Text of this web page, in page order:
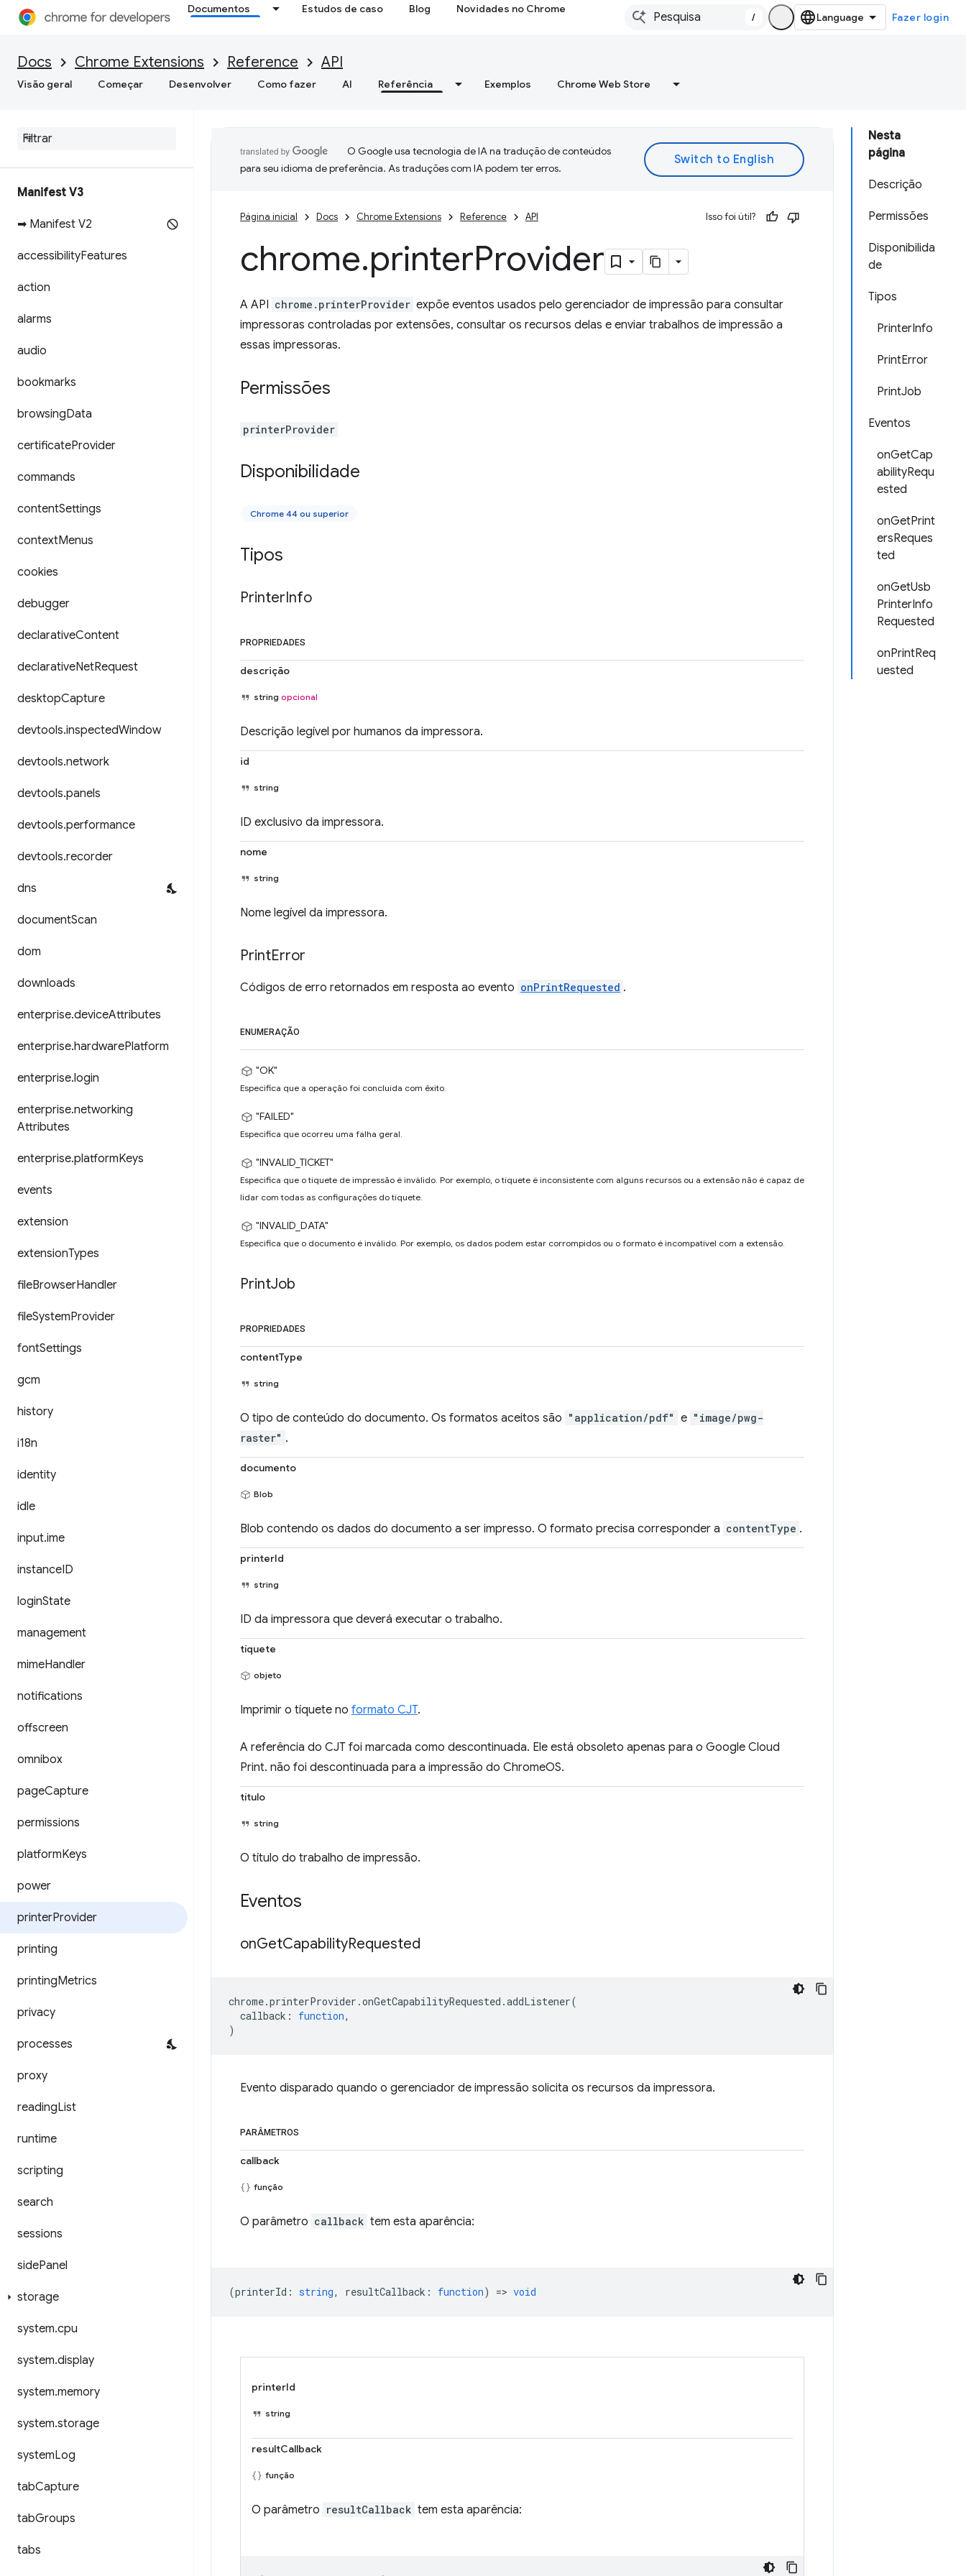
Documentos Estudos de caso Blog Novidades no Chrome
/ Fazer login
Docs Chrome Extensions Reference API
Visão geral Começar Desenvolver Como fazer AI Referência Exemplos Chrome Web Store
Manifest V3
➡ Manifest V2
accessibilityFeatures
action
alarms
audio
bookmarks
browsingData
certificateProvider
commands
contentSettings
contextMenus
cookies
debugger
declarativeContent
declarativeNetRequest
desktopCapture
devtools.inspectedWindow
devtools.network
devtools.panels
devtools.performance
devtools.recorder
dns
documentScan
dom
downloads
enterprise.deviceAttributes
enterprise.hardwarePlatform
enterprise.login
enterprise.networking
Attributes
enterprise.platformKeys
events
extension
extensionTypes
fileBrowserHandler
fileSystemProvider
fontSettings
gcm
history
i18n
identity
idle
input.ime
instanceID
loginState
management
mimeHandler
notifications
offscreen
omnibox
pageCapture
permissions
platformKeys
power
printerProvider
printing
printingMetrics
privacy
processes
proxy
readingList
runtime
scripting
search
sessions
sidePanel
storage
system.cpu
system.display
system.memory
system.storage
systemLog
tabCapture
tabGroups
tabs
Nesta
página
Descrição
Permissões
Disponibilida
de
Tipos
PrinterInfo
PrintError
PrintJob
Eventos
onGetCap
abilityRequ
ested
onGetPrint
ersReques
ted
onGetUsb
PrinterInfo
Requested
onPrintReq
uested
O Google usa tecnologia de IA na tradução de conteúdos
para seu idioma de preferência. As traduções com IA podem ter erros.
Página inicial Docs Chrome Extensions Reference API Isso foi útil?
chrome.printerProvider
A API chrome.printerProvider expõe eventos usados pelo gerenciador de impressão para consultar
impressoras controladas por extensões, consultar os recursos delas e enviar trabalhos de impressão a
essas impressoras.
Permissões
printerProvider
Disponibilidade
Chrome 44 ou superior
Tipos
PrinterInfo
PROPRIEDADES
descrição
string opcional
Descrição legível por humanos da impressora.
id
string
ID exclusivo da impressora.
nome
string
Nome legível da impressora.
PrintError
Códigos de erro retornados em resposta ao evento onPrintRequested .
ENUMERAÇÃO
"OK"
Especifica que a operação foi concluída com êxito.
"FAILED"
Especifica que ocorreu uma falha geral.
"INVALID_TICKET"
Especifica que o tíquete de impressão é inválido. Por exemplo, o tíquete é inconsistente com alguns recursos ou a extensão não é capaz de
lidar com todas as configurações do tíquete.
"INVALID_DATA"
Especifica que o documento é inválido. Por exemplo, os dados podem estar corrompidos ou o formato é incompatível com a extensão.
PrintJob
PROPRIEDADES
contentType
string
O tipo de conteúdo do documento. Os formatos aceitos são "application/pdf" e "image/pwg-
raster" .
documento
Blob
Blob contendo os dados do documento a ser impresso. O formato precisa corresponder a contentType .
printerId
string
ID da impressora que deverá executar o trabalho.
tíquete
objeto
Imprimir o tíquete no formato CJT.
A referência do CJT foi marcada como descontinuada. Ele está obsoleto apenas para o Google Cloud
Print. não foi descontinuada para a impressão do ChromeOS.
título
string
O título do trabalho de impressão.
Eventos
onGetCapabilityRequested
chrome.printerProvider .onGetCapabilityRequested .addListener(
callback : function,
)
Evento disparado quando o gerenciador de impressão solicita os recursos da impressora.
PARÂMETROS
callback
função
O parâmetro callback tem esta aparência:
(printerId : string, resultCallback : function) => void
printerId
string
resultCallback
função
O parâmetro resultCallback tem esta aparência: